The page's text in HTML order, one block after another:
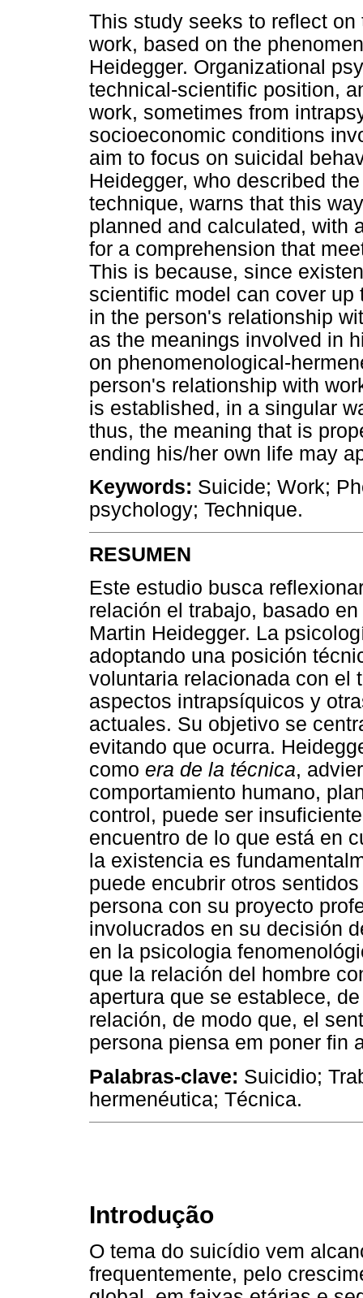
This study seeks to reflect
work, based on the
Heidegger. Organizational
technical-scientific position,
work, sometimes from
socioeconomic conditions
aim to focus on suicidal
Heidegger, who described
technique, warns that this
planned and calculated, with
for a comprehension that
This is because, since
scientific model can cover
in the person's relationship
as the meanings involved in
on phenomenological-
person's relationship with
is established, in a singular
thus, the meaning that is
ending his/her own life may
Keywords: Suicide; Work;
psychology; Technique.
RESUMEN
Este estudio busca
relación el trabajo, basado
Martin Heidegger. La
adoptando una posición
voluntaria relacionada con el
aspectos intrapsíquicos y
actuales. Su objetivo se
evitando que ocurra.
como era de la técnica,
comportamiento humano,
control, puede ser
encuentro de lo que está en
la existencia es
puede encubrir otros
persona con su proyecto
involucrados en su decisión
en la psicologia
que la relación del hombre
apertura que se establece,
relación, de modo que, el
persona piensa em poner fin
Palabras-clave: Suicidio;
hermenéutica; Técnica.
Introdução
O tema do suicídio vem
frequentemente, pelo